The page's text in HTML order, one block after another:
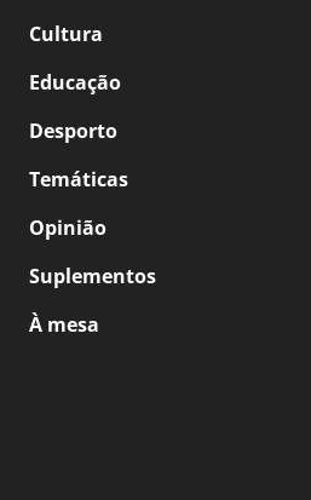
Cultura
Educação
Desporto
Temáticas
Opinião
Suplementos
À mesa